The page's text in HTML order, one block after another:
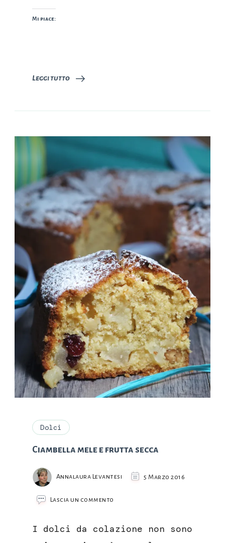
Mi piace:
Leggi tutto
Dolci
Ciambella mele e frutta secca
Annalaura Levantesi 5 Marzo 2016
Lascia un commento
e
I dolci da colazione non sono